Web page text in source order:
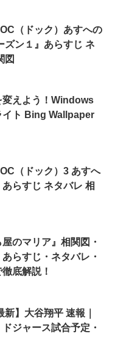
（ドック）あすへの
ズン１』あらすじ ネ
図
変えよう！Windows
イト Bing Wallpaper
（ドック）3 あすへ
らすじ ネタバレ 相
屋のマリア』相関図・
らすじ・ネタバレ・
底解説！
新】大谷翔平 速報｜
ジャース試合予定・